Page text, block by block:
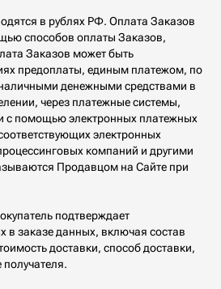
в рублях РФ. Оплата Заказов
способов оплаты Заказов,
Заказов может быть
предоплаты, единым платежом, по
денежными средствами в
через платежные системы,
с помощью электронных платежных
электронных
компаний и другими
Продавцом на Сайте при
подтверждает
в заказе данных, включая состав
доставки, способ доставки,